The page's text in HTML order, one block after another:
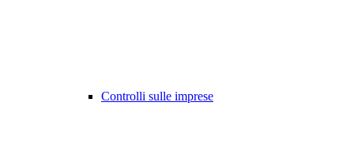
Controlli sulle imprese